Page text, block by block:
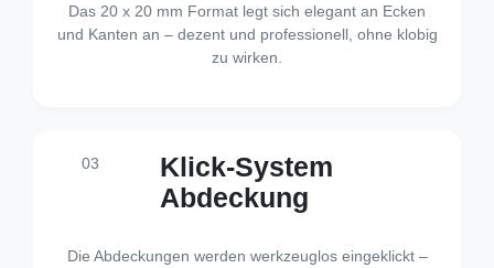
Das 20 x 20 mm Format legt sich elegant an Ecken
und Kanten an – dezent und professionell, ohne klobig
zu wirken.
03
Klick-System
Abdeckung
Die Abdeckungen werden werkzeuglos eingeklickt –